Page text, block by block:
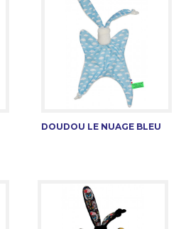
DOUDOU LE NUAGE BLEU